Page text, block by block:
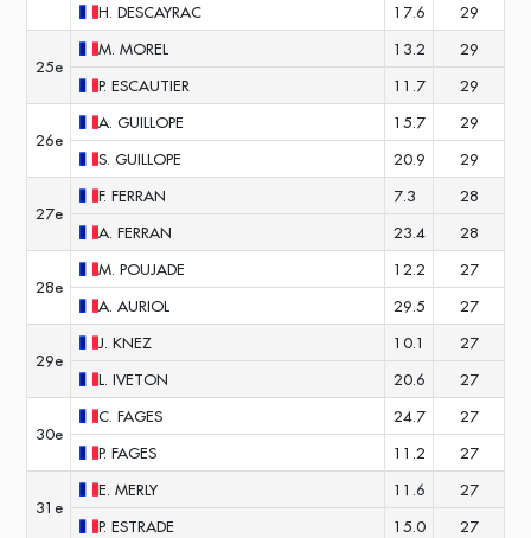
H. DESCAYRAC 17.6 29
25e
M. MOREL 13.2
29
P. ESCAUTIER 11.7 29
26e
A. GUILLOPE 15.7
29
S. GUILLOPE 20.9 29
27e
F. FERRAN 7.3
28
A. FERRAN 23.4 28
28e
M. POUJADE 12.2
27
A. AURIOL 29.5 27
29e
J. KNEZ 10.1
27
L. IVETON 20.6 27
30e
C. FAGES 24.7
27
P. FAGES 11.2 27
31e
E. MERLY 11.6
27
P. ESTRADE 15.0 27